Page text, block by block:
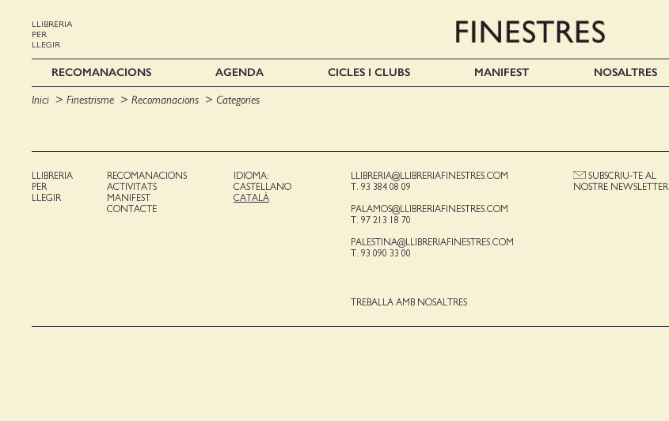
LLIBRERIA
PER
LLEGIR
RECOMANACIONS AGENDA CICLES I CLUBS MANIFEST NOSALTRES
Inici Finestrisme Recomanacions Categories
LLIBRERIA
PER
LLEGIR
RECOMANACIONS
ACTIVITATS
MANIFEST
CONTACTE
IDIOMA:
CASTELLANO
CATALÀ
LLIBRERIA@LLIBRERIAFINESTRES.COM
T. 93 384 08 09
PALAMOS@LLIBRERIAFINESTRES.COM
T. 97 213 18 70
PALESTINA@LLIBRERIAFINESTRES.COM
T. 93 090 33 00
TREBALLA AMB NOSALTRES
SUBSCRIU-TE AL
NOSTRE NEWSLETTER